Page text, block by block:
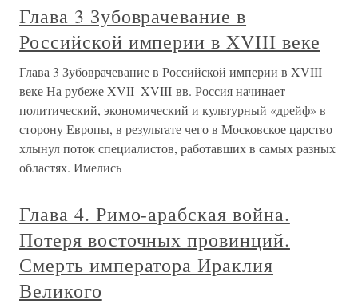
Глава 3 Зубоврачевание в
Российской империи в XVIII веке
Глава 3 Зубоврачевание в Российской империи в XVIII
веке На рубеже XVII–XVIII вв. Россия начинает
политический, экономический и культурный «дрейф» в
сторону Европы, в результате чего в Московское царство
хлынул поток специалистов, работавших в самых разных
областях. Имелись
Глава 4. Римо-арабская война.
Потеря восточных провинций.
Смерть императора Ираклия
Великого